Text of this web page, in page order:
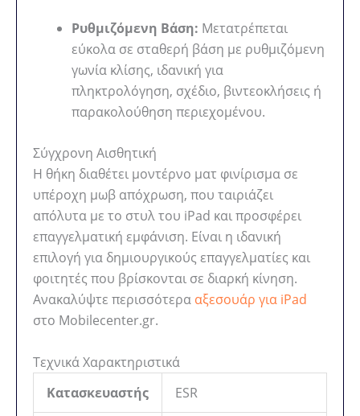
Ρυθμιζόμενη Βάση: Μετατρέπεται
εύκολα σε σταθερή βάση με ρυθμιζόμενη
γωνία κλίσης, ιδανική για
πληκτρολόγηση, σχέδιο, βιντεοκλήσεις ή
παρακολούθηση περιεχομένου.
Σύγχρονη Αισθητική
Η θήκη διαθέτει μοντέρνο ματ φινίρισμα σε
υπέροχη μωβ απόχρωση, που ταιριάζει
απόλυτα με το στυλ του iPad και προσφέρει
επαγγελματική εμφάνιση. Είναι η ιδανική
επιλογή για δημιουργικούς επαγγελματίες και
φοιτητές που βρίσκονται σε διαρκή κίνηση.
Ανακαλύψτε περισσότερα αξεσουάρ για iPad
στο Mobilecenter.gr.
Τεχνικά Χαρακτηριστικά
Κατασκευαστής
ESR